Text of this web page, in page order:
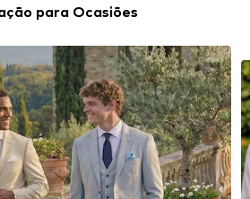
para Ocasiões